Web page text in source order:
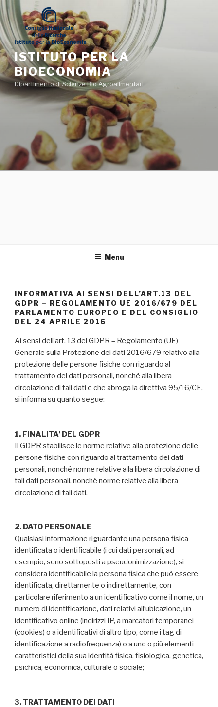
Salta
al
contenuto
ISTITUTO PER LA
BIOECONOMIA
Dipartimento di Scienze Bio Agroalimentari
Menu
INFORMATIVA AI SENSI DELL’ART.13 DEL
GDPR – REGOLAMENTO UE 2016/679 DEL
PARLAMENTO EUROPEO E DEL CONSIGLIO
DEL 24 APRILE 2016
Ai sensi dell’art. 13 del GDPR – Regolamento (UE)
Generale sulla Protezione dei dati 2016/679 relativo alla
protezione delle persone fisiche con riguardo al
trattamento dei dati personali, nonché alla libera
circolazione di tali dati e che abroga la direttiva 95/16/CE,
si informa su quanto segue:
1. FINALITA’ DEL GDPR
Il GDPR stabilisce le norme relative alla protezione delle
persone fisiche con riguardo al trattamento dei dati
personali, nonché norme relative alla libera circolazione di
tali dati personali, nonché norme relative alla libera
circolazione di tali dati.
2. DATO PERSONALE
Qualsiasi informazione riguardante una persona fisica
identificata o identificabile (i cui dati personali, ad
esempio, sono sottoposti a pseudonimizzazione); si
considera identificabile la persona fisica che può essere
identificata, direttamente o indirettamente, con
particolare riferimento a un identificativo come il nome, un
numero di identificazione, dati relativi all’ubicazione, un
identificativo online (indirizzi IP, a marcatori temporanei
(cookies) o a identificativi di altro tipo, come i tag di
identificazione a radiofrequenza) o a uno o più elementi
caratteristici della sua identità fisica, fisiologica, genetica,
psichica, economica, culturale o sociale;
3. TRATTAMENTO DEI DATI